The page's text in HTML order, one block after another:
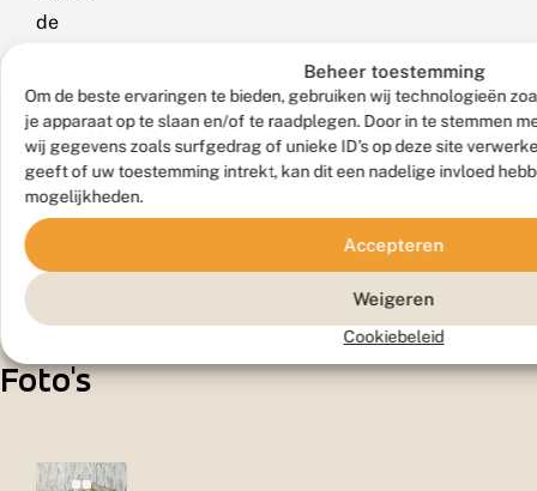
Beheer toestemming
Om de beste ervaringen te bieden, gebruiken wij technologieën
je apparaat op te slaan en/of te raadplegen. Door in te stemmen
wij gegevens zoals surfgedrag of unieke ID's op deze site
geeft of uw toestemming intrekt, kan dit een nadelige invloed
mogelijkheden.
Accepteren
Weigeren
Cookiebeleid
de
het
habitat
en
de
Foto's